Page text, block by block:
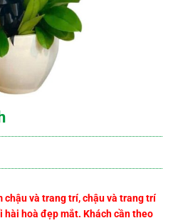
chậu và trang trí, chậu và trang trí
hài hoà đẹp mắt. Khách cần theo